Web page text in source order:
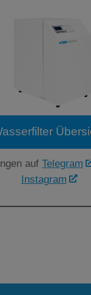
auf Telegram
Instagram